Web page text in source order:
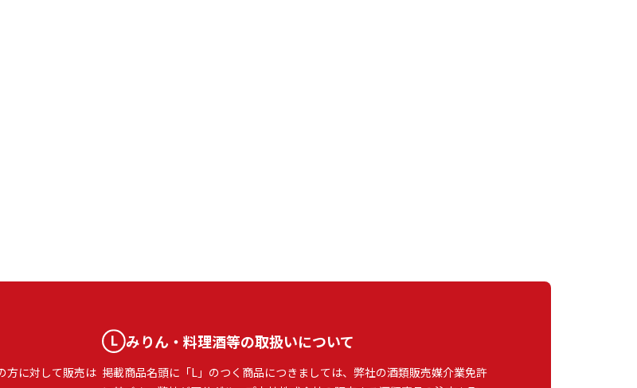
方に対して販売は
みりん・料理酒等の取扱いについて
掲載商品名頭に「L」のつく商品につきましては、弊社の酒類販売媒介業免許